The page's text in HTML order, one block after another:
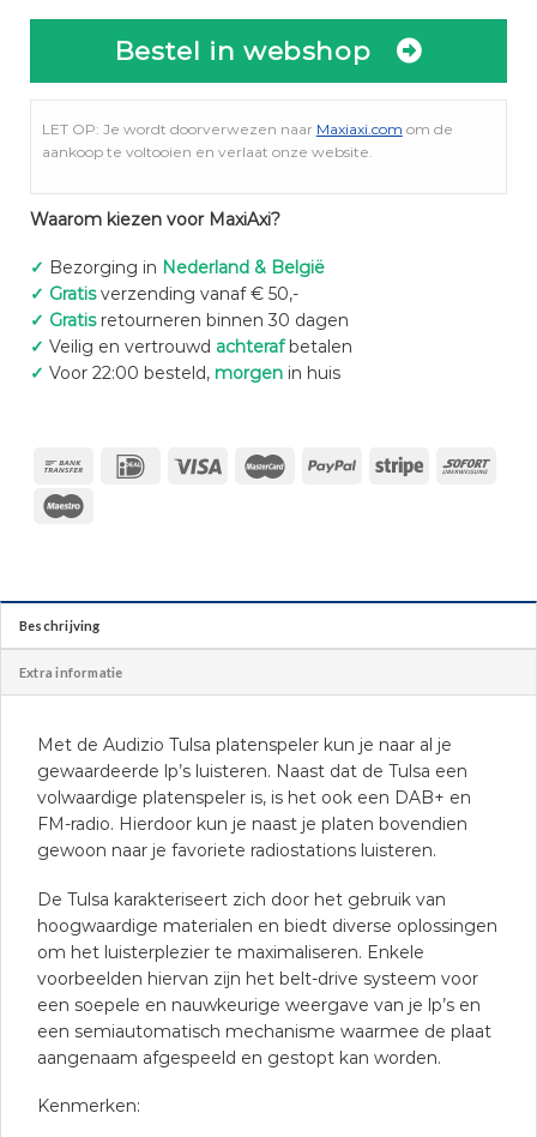
Bestel in webshop
LET OP: Je wordt doorverwezen naar Maxiaxi.com om de
aankoop te voltooien en verlaat onze website.
Waarom kiezen voor MaxiAxi?
✓ Bezorging in Nederland & België
✓ Gratisverzending vanaf € 50,-
✓ Gratisretourneren binnen 30 dagen
✓ Veilig en vertrouwd achterafbetalen
✓ Voor 22:00 besteld, morgenin huis
Beschrijving
Extra informatie
Met de Audizio Tulsa platenspeler kun je naar al je
gewaardeerde lp’s luisteren. Naast dat de Tulsa een
volwaardige platenspeler is, is het ook een DAB+ en
FM-radio. Hierdoor kun je naast je platen bovendien
gewoon naar je favoriete radiostations luisteren.
De Tulsa karakteriseert zich door het gebruik van
hoogwaardige materialen en biedt diverse oplossingen
om het luisterplezier te maximaliseren. Enkele
voorbeelden hiervan zijn het belt-drive systeem voor
een soepele en nauwkeurige weergave van je lp’s en
een semiautomatisch mechanisme waarmee de plaat
aangenaam afgespeeld en gestopt kan worden.
Kenmerken: